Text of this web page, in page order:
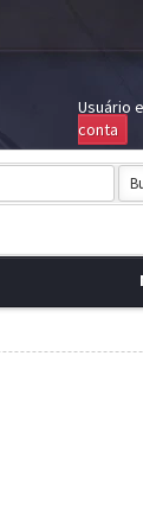
Usuário
conta